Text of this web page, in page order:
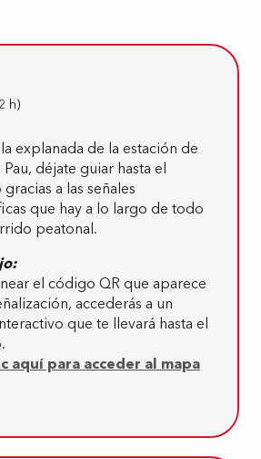
h)
explanada de la estación de
déjate guiar hasta el
a las señales
que hay a lo largo de todo
peatonal.
el código QR que aparece
accederás a un
que te llevará hasta el
aquí para acceder al mapa